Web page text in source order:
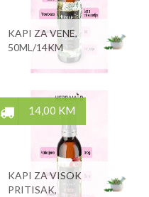
KAPI ZA VENE,
50ML/14KM
14,00 KM
KAPI ZA VISOK
PRITISAK,